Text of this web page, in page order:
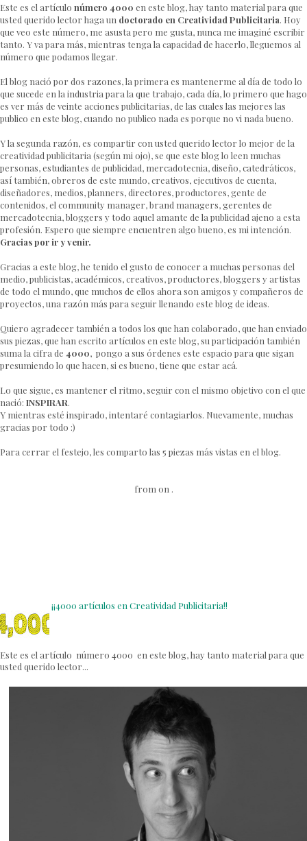
Este es el artículo número 4000 en este blog, hay tanto material para que
usted querido lector haga un doctorado en Creatividad Publicitaria. Hoy
que veo este número, me asusta pero me gusta, nunca me imaginé escribir
tanto. Y va para más, mientras tenga la capacidad de hacerlo, lleguemos al
número que podamos llegar.
El blog nació por dos razones, la primera es mantenerme al día de todo lo
que sucede en la industria para la que trabajo, cada día, lo primero que hago
es ver más de veinte acciones publicitarias, de las cuales las mejores las
publico en este blog, cuando no publico nada es porque no vi nada bueno.
Y la segunda razón, es compartir con usted querido lector lo mejor de la
creatividad publicitaria (según mi ojo), se que este blog lo leen muchas
personas, estudiantes de publicidad, mercadotecnia, diseño, catedráticos,
así también, obreros de este mundo, creativos, ejecutivos de cuenta,
diseñadores, medios, planners, directores, productores, gente de
contenidos, el community manager, brand managers, gerentes de
mercadotecnia, bloggers y todo aquel amante de la publicidad ajeno a esta
profesión. Espero que siempre encuentren algo bueno, es mi intención.
Gracias por ir y venir.
Gracias a este blog, he tenido el gusto de conocer a muchas personas del
medio, publicistas, académicos, creativos, productores, bloggers y artistas
de todo el mundo, que muchos de ellos ahora son amigos y compañeros de
proyectos, una razón más para seguir llenando este blog de ideas.
Quiero agradecer también a todos los que han colaborado, que han enviado
sus piezas, que han escrito artículos en este blog, su participación también
suma la cifra de 4000, pongo a sus órdenes este espacio para que sigan
presumiendo lo que hacen, si es bueno, tiene que estar acá.
Lo que sigue, es mantener el ritmo, seguir con el mismo objetivo con el que
nació: INSPIRAR.
Y mientras esté inspirado, intentaré contagiarlos. Nuevamente, muchas
gracias por todo :)
Para cerrar el festejo, les comparto las 5 piezas más vistas en el blog.
from on .
¡¡4000 artículos en Creatividad Publicitaria!!
Este es el artículo número 4000 en este blog, hay tanto material para que
usted querido lector...